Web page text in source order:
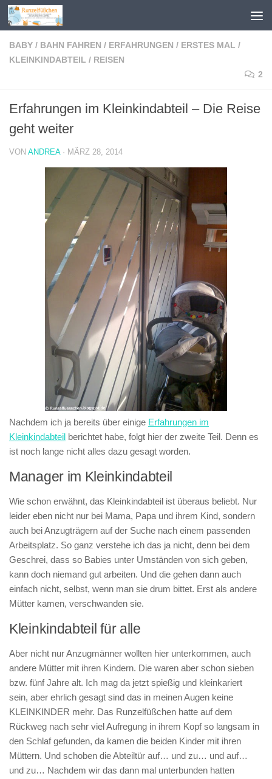
Zum Inhalt springen
BABY / BAHN FAHREN / ERFAHRUNGEN / ERSTES MAL /
KLEINKINDABTEIL / REISEN
2
Erfahrungen im Kleinkindabteil – Die Reise
geht weiter
VON ANDREA · MÄRZ 28, 2014
Nachdem ich ja bereits über einige Erfahrungen im
Kleinkindabteil berichtet habe, folgt hier der zweite Teil. Denn es
ist noch lange nicht alles dazu gesagt worden.
Manager im Kleinkindabteil
Wie schon erwähnt, das Kleinkindabteil ist überaus beliebt. Nur
leider eben nicht nur bei Mama, Papa und ihrem Kind, sondern
auch bei Anzugträgern auf der Suche nach einem passenden
Arbeitsplatz. So ganz verstehe ich das ja nicht, denn bei dem
Geschrei, dass so Babies unter Umständen von sich geben,
kann doch niemand gut arbeiten. Und die gehen dann auch
einfach nicht, selbst, wenn man sie drum bittet. Erst als andere
Mütter kamen, verschwanden sie.
Kleinkindabteil für alle
Aber nicht nur Anzugmänner wollten hier unterkommen, auch
andere Mütter mit ihren Kindern. Die waren aber schon sieben
bzw. fünf Jahre alt. Ich mag da jetzt spießig und kleinkariert
sein, aber ehrlich gesagt sind das in meinen Augen keine
KLEINKINDER mehr. Das Runzelfüßchen hatte auf dem
Rückweg nach sehr viel Aufregung in ihrem Kopf so langsam in
den Schlaf gefunden, da kamen die beiden Kinder mit ihren
Müttern. Und schoben die Abteiltür auf… und zu… und auf…
und zu… Nachdem wir das dann mal unterbunden hatten